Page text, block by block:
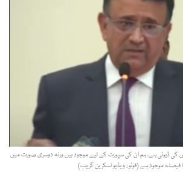
کی ڈیوٹی ہے، ہم ان کی سپورٹ کے لیے موجود ہیں ورنہ دوسری صورت میں
فیصلہ موجود ہے (فوٹو : ویڈیو اسکرین گریب)